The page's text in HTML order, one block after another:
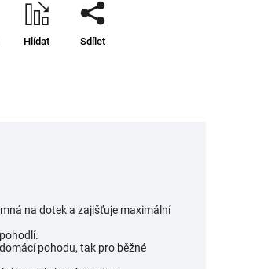
Hlídat Sdílet
na dotek a zajišťuje maximální
pohodu, tak pro běžné